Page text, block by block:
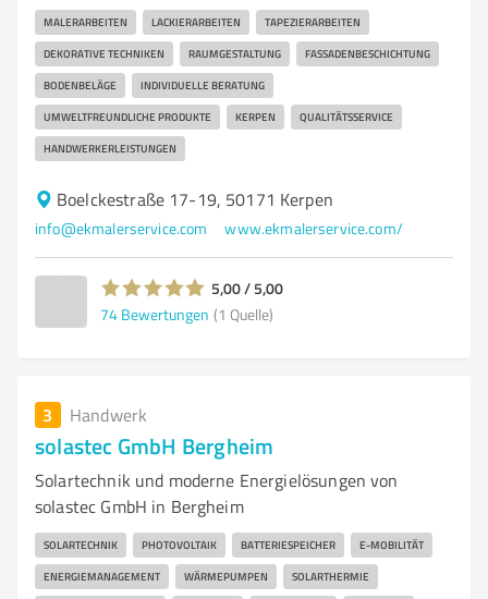
MALERARBEITEN LACKIERARBEITEN TAPEZIERARBEITEN
DEKORATIVE TECHNIKEN RAUMGESTALTUNG FASSADENBESCHICHTUNG
BODENBELÄGE INDIVIDUELLE BERATUNG
UMWELTFREUNDLICHE PRODUKTE KERPEN QUALITÄTSSERVICE
HANDWERKERLEISTUNGEN
Boelckestraße 17-19, 50171 Kerpen
info@ekmalerservice.com www.ekmalerservice.com/
5,00 / 5,00
74 Bewertungen (1 Quelle)
3 Handwerk
solastec GmbH Bergheim
Solartechnik und moderne Energielösungen von
solastec GmbH in Bergheim
SOLARTECHNIK PHOTOVOLTAIK BATTERIESPEICHER E-MOBILITÄT
ENERGIEMANAGEMENT WÄRMEPUMPEN SOLARTHERMIE